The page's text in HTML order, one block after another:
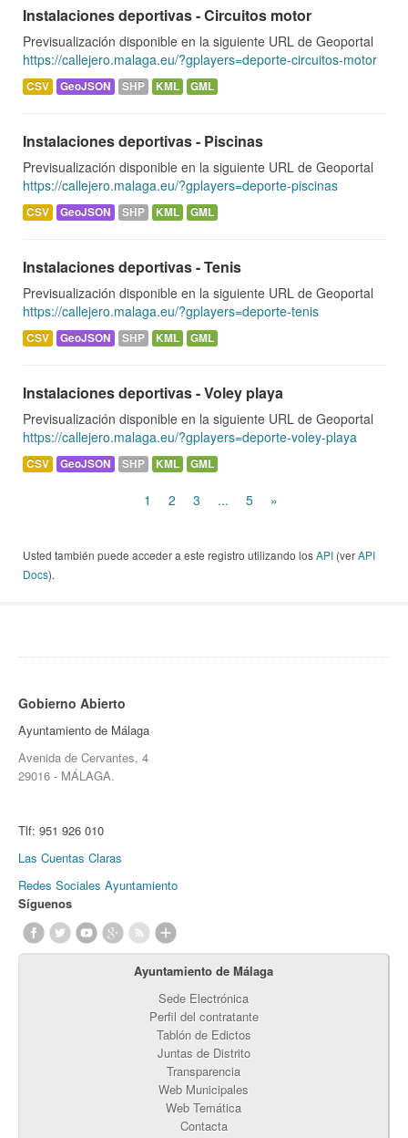
Instalaciones deportivas - Circuitos motor
Previsualización disponible en la siguiente URL de Geoportal
https://callejero.malaga.eu/?gplayers=deporte-circuitos-motor
CSV GeoJSON SHP KML GML
Instalaciones deportivas - Piscinas
Previsualización disponible en la siguiente URL de Geoportal
https://callejero.malaga.eu/?gplayers=deporte-piscinas
CSV GeoJSON SHP KML GML
Instalaciones deportivas - Tenis
Previsualización disponible en la siguiente URL de Geoportal
https://callejero.malaga.eu/?gplayers=deporte-tenis
CSV GeoJSON SHP KML GML
Instalaciones deportivas - Voley playa
Previsualización disponible en la siguiente URL de Geoportal
https://callejero.malaga.eu/?gplayers=deporte-voley-playa
CSV GeoJSON SHP KML GML
1 2 3 ... 5 »
Usted también puede acceder a este registro utilizando losAPI (verAPI
Docs).
Gobierno Abierto
Ayuntamiento de Málaga
Avenida de Cervantes, 4
29016 - MÁLAGA.
Tlf: 951 926 010
Las Cuentas Claras
Redes Sociales Ayuntamiento
Síguenos
Ayuntamiento de Málaga
Sede Electrónica
Perfil del contratante
Tablón de Edictos
Juntas de Distrito
Transparencia
Web Municipales
Web Temática
Contacta